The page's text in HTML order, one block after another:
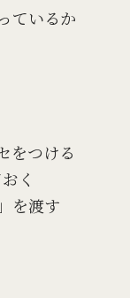
ているか
をつける
く
を渡す